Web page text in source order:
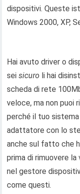
dispositivi. Queste
Windows 2000, XP,
Hai avuto driver o
seisicuro li hai
scheda di rete
veloce, ma non puoi
perché il tuo
adattatore con lo
anche sul fatto che
prima di rimuovere
nel gestore
come questi.